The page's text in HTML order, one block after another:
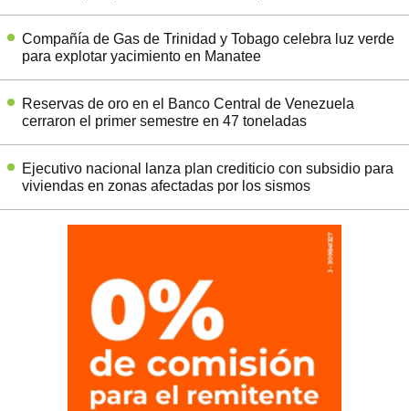
Compañía de Gas de Trinidad y Tobago celebra luz verde
para explotar yacimiento en Manatee
Reservas de oro en el Banco Central de Venezuela
cerraron el primer semestre en 47 toneladas
Ejecutivo nacional lanza plan crediticio con subsidio para
viviendas en zonas afectadas por los sismos